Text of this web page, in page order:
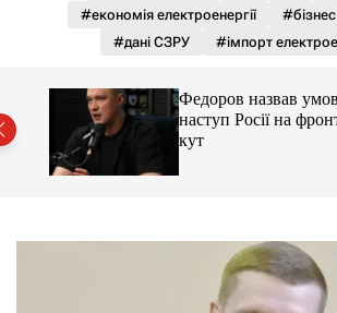
у
#економія електроенергії
#бізнес
#дані СЗРУ
#імпорт
Федоров назвав
наступ Росії на
кут